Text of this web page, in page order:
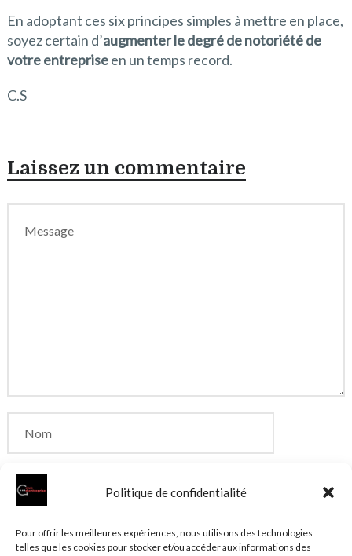
Politique de confidentialité
Pour offrir les meilleures expériences, nous utilisons des technologies
telles que les cookies pour stocker et/ou accéder aux informations des
En adoptant ces six principes simples à mettre en place,
soyez certain d’augmenter le degré de notoriété de
votre entrepriseen un temps record.
C.S
Laissez un commentaire
Enregistrer mon nom, mon e-mail et mon site dans
le navigateur pour mon prochain commentaire.